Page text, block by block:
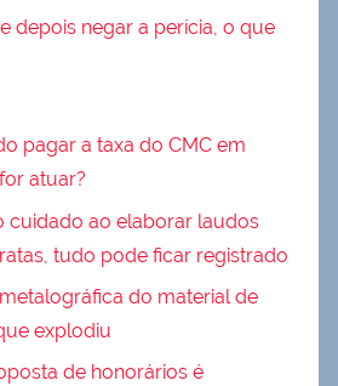
depois negar a perícia, o que
pagar a taxa do CMC em
atuar?
cuidado ao elaborar laudos
tudo pode ficar registrado
do material de
explodiu
de honorários é